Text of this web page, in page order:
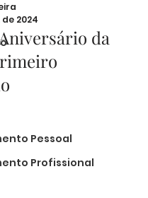
Pessoal
Profissional
da
2024
NaN de 5 estrelas.